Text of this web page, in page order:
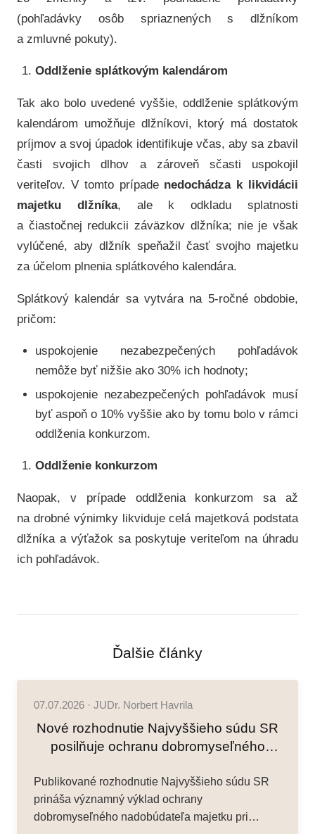
(pohľadávky osôb spriaznených s dlžníkom
a zmluvné pokuty).
Oddlženie splátkovým kalendárom
Tak ako bolo uvedené vyššie, oddlženie splátkovým
kalendárom umožňuje dlžníkovi, ktorý má dostatok
príjmov a svoj úpadok identifikuje včas, aby sa zbavil
časti svojich dlhov a zároveň sčasti uspokojil
veriteľov. V tomto prípade nedochádza k likvidácii
majetku dlžníka, ale k odkladu splatnosti
a čiastočnej redukcii záväzkov dlžníka; nie je však
vylúčené, aby dlžník speňažil časť svojho majetku
za účelom plnenia splátkového kalendára.
Splátkový kalendár sa vytvára na 5-ročné obdobie,
pričom:
uspokojenie nezabezpečených pohľadávok
nemôže byť nižšie ako 30% ich hodnoty;
uspokojenie nezabezpečených pohľadávok musí
byť aspoň o 10% vyššie ako by tomu bolo v rámci
oddlženia konkurzom.
Oddlženie konkurzom
Naopak, v prípade oddlženia konkurzom sa až
na drobné výnimky likviduje celá majetková podstata
dlžníka a výťažok sa poskytuje veriteľom na úhradu
ich pohľadávok.
Ďalšie články
07.07.2026 · JUDr. Norbert Havrila
Nové rozhodnutie Najvyššieho súdu SR
posilňuje ochranu dobromyseľného
Publikované rozhodnutie Najvyššieho súdu SR
prináša významný výklad ochrany
dobromyseľného nadobúdateľa majetku pri